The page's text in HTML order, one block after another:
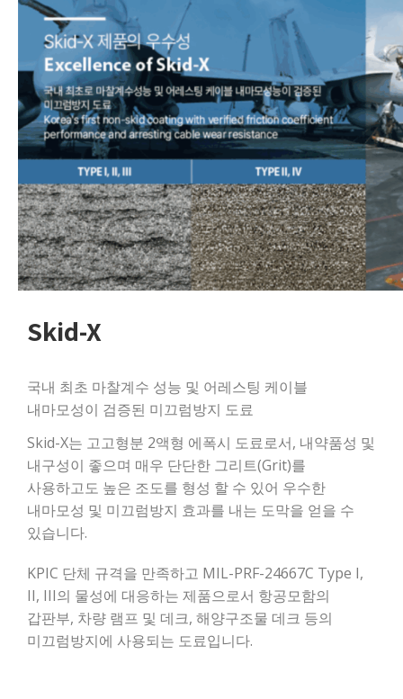
Skid-X
국내 최초 마찰계수 성능 및 어레스팅 케이블
내마모성이 검증된 미끄럼방지 도료
Skid-X는 고고형분 2액형 에폭시 도료로서, 내약품성 및
내구성이 좋으며 매우 단단한 그리트(Grit)를
사용하고도 높은 조도를 형성 할 수 있어 우수한
내마모성 및 미끄럼방지 효과를 내는 도막을 얻을 수
있습니다.
KPIC 단체 규격을 만족하고 MIL-PRF-24667C Type I,
II, III의 물성에 대응하는 제품으로서 항공모함의
갑판부, 차량 램프 및 데크, 해양구조물 데크 등의
미끄럼방지에 사용되는 도료입니다.